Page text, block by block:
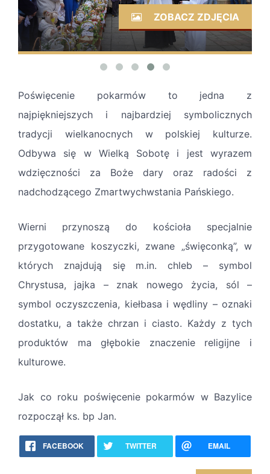
ZOBACZ ZDJĘCIA
Poświęcenie pokarmów to jedna z
najpiękniejszych i najbardziej symbolicznych
tradycji wielkanocnych w polskiej kulturze.
Odbywa się w Wielką Sobotę i jest wyrazem
wdzięczności za Boże dary oraz radości z
nadchodzącego Zmartwychwstania Pańskiego.
Wierni przynoszą do kościoła specjalnie
przygotowane koszyczki, zwane „święconką”, w
których znajdują się m.in. chleb – symbol
Chrystusa, jajka – znak nowego życia, sól –
symbol oczyszczenia, kiełbasa i wędliny – oznaki
dostatku, a także chrzan i ciasto. Każdy z tych
produktów ma głębokie znaczenie religijne i
kulturowe.
Jak co roku poświęcenie pokarmów w Bazylice
rozpoczął ks. bp Jan.
FACEBOOK TWITTER EMAIL